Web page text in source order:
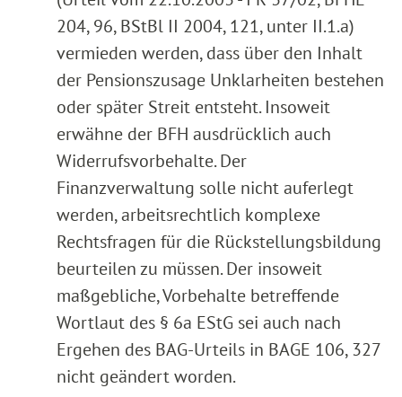
204, 96, BStBl II 2004, 121, unter II.1.a)
vermieden werden, dass über den Inhalt
der Pensionszusage Unklarheiten bestehen
oder später Streit entsteht. Insoweit
erwähne der BFH ausdrücklich auch
Widerrufsvorbehalte. Der
Finanzverwaltung solle nicht auferlegt
werden, arbeitsrechtlich komplexe
Rechtsfragen für die Rückstellungsbildung
beurteilen zu müssen. Der insoweit
maßgebliche, Vorbehalte betreffende
Wortlaut des § 6a EStG sei auch nach
Ergehen des BAG-Urteils in BAGE 106, 327
nicht geändert worden.